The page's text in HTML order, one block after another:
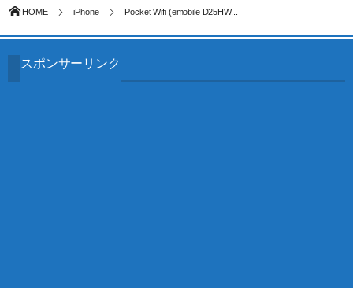
HOME iPhone Pocket Wifi (emobile D25HW...
スポンサーリンク